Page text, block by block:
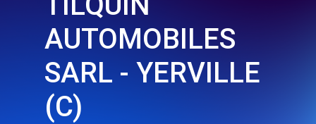
AUTOMOBILES
SARL - YERVILLE
(C)